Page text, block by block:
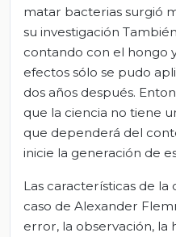
matar bacterias surgió
su investigación
contando con el hongo
efectos sólo se pudo
dos años después.
que la ciencia no tiene
que dependerá del
inicie la generación de
Las características de la
caso de Alexander
error, la observación, la